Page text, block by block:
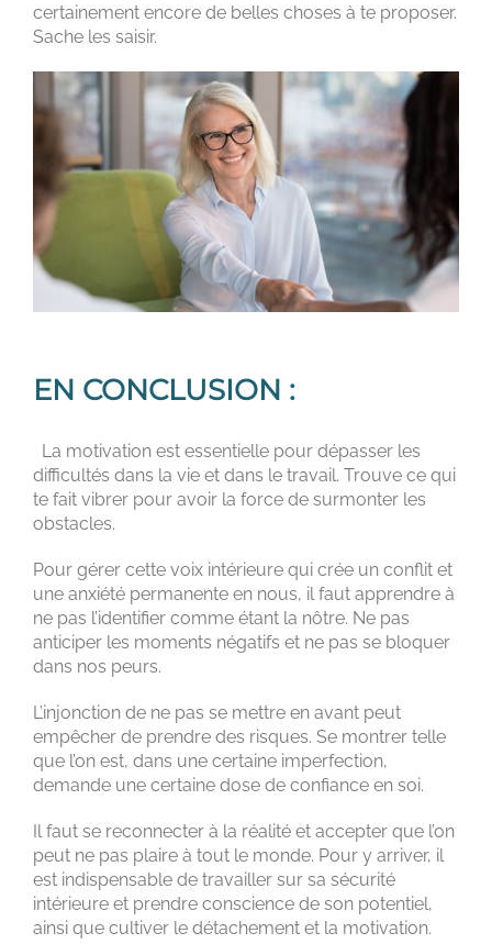
certainement encore de belles choses à te proposer.
Sache les saisir.
EN CONCLUSION :
La motivation est essentielle pour dépasser les
difficultés dans la vie et dans le travail. Trouve ce qui
te fait vibrer pour avoir la force de surmonter les
obstacles.
Pour gérer cette voix intérieure qui crée un conflit et
une anxiété permanente en nous, il faut apprendre à
ne pas l’identifier comme étant la nôtre. Ne pas
anticiper les moments négatifs et ne pas se bloquer
dans nos peurs.
L’injonction de ne pas se mettre en avant peut
empêcher de prendre des risques. Se montrer telle
que l’on est, dans une certaine imperfection,
demande une certaine dose de confiance en soi.
Il faut se reconnecter à la réalité et accepter que l’on
peut ne pas plaire à tout le monde. Pour y arriver, il
est indispensable de travailler sur sa sécurité
intérieure et prendre conscience de son potentiel,
ainsi que cultiver le détachement et la motivation.